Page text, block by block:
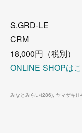
S.GRD-LE
CRM
18,000円（税別）
ONLINE SHOPは
みなとみらい(286) ヤマザキ(